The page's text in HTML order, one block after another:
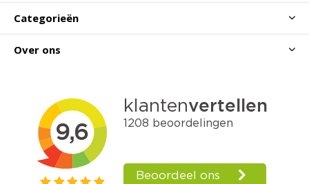
Categorieën
Over ons